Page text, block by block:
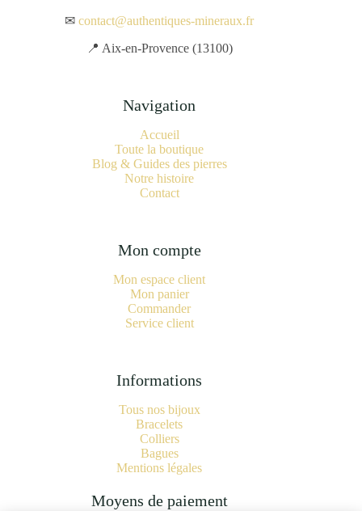
✉contact@authentiques-mineraux.fr
📍 Aix-en-Provence (13100)
Navigation
Accueil
Toute la boutique
Blog & Guides des pierres
Notre histoire
Contact
Mon compte
Mon espace client
Mon panier
Commander
Service client
Informations
Tous nos bijoux
Bracelets
Colliers
Bagues
Mentions légales
Moyens de paiement